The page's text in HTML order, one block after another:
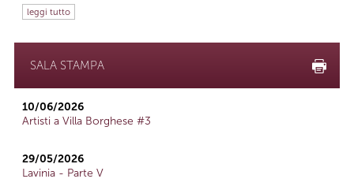
leggi tutto
SALA STAMPA
10/06/2026
Artisti a Villa Borghese #3
29/05/2026
Lavinia - Parte V